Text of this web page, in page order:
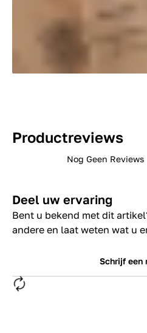
Productreviews
Nog Geen Reviews
Deel uw ervaring
Bent u bekend met dit
andere en laat weten wat u
Schrijf een